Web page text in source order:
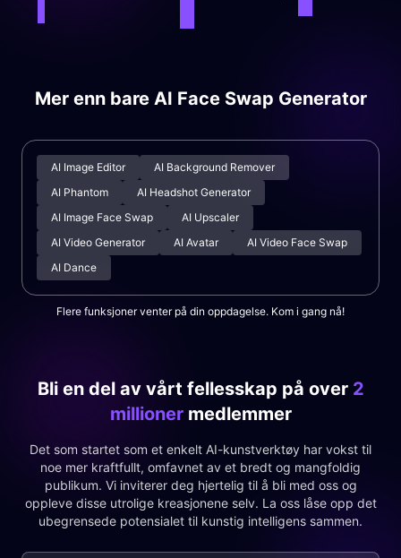
Mer enn bare AI Face Swap Generator
AI Image Editor
AI Background Remover
AI Phantom
AI Headshot Generator
AI Image Face Swap
AI Upscaler
AI Video Generator
AI Avatar
AI Video Face Swap
AI Dance
Flere funksjoner venter på din oppdagelse. Kom i gang nå!
Bli en del av vårt fellesskap på over 2
millionermedlemmer
Det som startet som et enkelt AI-kunstverktøy har vokst til
noe mer kraftfullt, omfavnet av et bredt og mangfoldig
publikum. Vi inviterer deg hjertelig til å bli med oss og
oppleve disse utrolige kreasjonene selv. La oss låse opp det
ubegrensede potensialet til kunstig intelligens sammen.